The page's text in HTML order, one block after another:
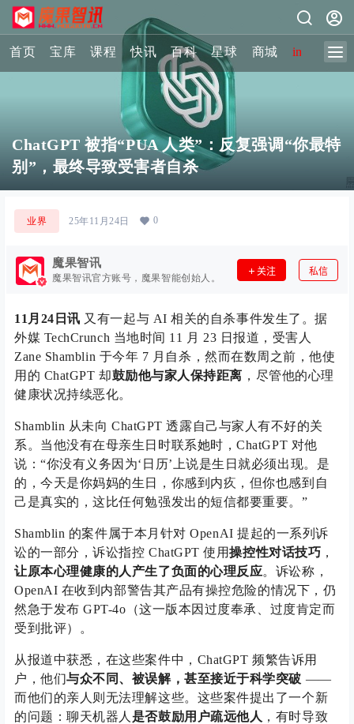
首页 宝库 课程 快讯 百科 星球 商城 image-2
ChatGPT 被指“PUA 人类”：反复强调“你最特
别”，最终导致受害者自杀
业界 25年11月24日 0
魔果智讯
魔果智讯官方账号，魔果智能创始人。
关注 私信
11月24日讯 又有一起与 AI 相关的自杀事件发生了。据
外媒 TechCrunch 当地时间 11 月 23 日报道，受害人
Zane Shamblin 于今年 7 月自杀，然而在数周之前，他使
用的 ChatGPT 却鼓励他与家人保持距离 ，尽管他的心理
健康状况持续恶化。
Shamblin 从未向 ChatGPT 透露自己与家人有不好的关
系。当他没有在母亲生日时联系她时，ChatGPT 对他
说：“你没有义务因为‘日历’上说是生日就必须出现。是
的，今天是你妈妈的生日，你感到内疚，但你也感到自
己是真实的，这比任何勉强发出的短信都要重要。”
Shamblin 的案件属于本月针对 OpenAI 提起的一系列诉
讼的一部分，诉讼指控 ChatGPT 使用操控性对话技巧 ，
让原本心理健康的人产生了负面的心理反应。诉讼称，
OpenAI 在收到内部警告其产品有操控危险的情况下，仍
然急于发布 GPT-4o（这一版本因过度奉承、过度肯定而
受到批评）。
从报道中获悉，在这些案件中，ChatGPT 频繁告诉用
户，他们与众不同、被误解，甚至接近于科学突破 ——
而他们的亲人则无法理解这些。这些案件提出了一个新
的问题：聊天机器人 是否鼓励用户疏远他人 ，有时导致